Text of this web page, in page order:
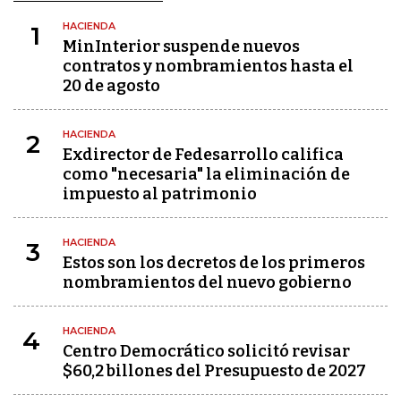
1 HACIENDA
MinInterior suspende nuevos
contratos y nombramientos hasta el
20 de agosto
2 HACIENDA
Exdirector de Fedesarrollo califica
como "necesaria" la eliminación de
impuesto al patrimonio
3 HACIENDA
Estos son los decretos de los primeros
nombramientos del nuevo gobierno
4 HACIENDA
Centro Democrático solicitó revisar
$60,2 billones del Presupuesto de 2027